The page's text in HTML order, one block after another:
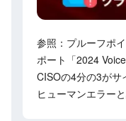
参照：プルーフポ
ポート「2024
CISOの4分の3がサ
ヒューマンエラーと